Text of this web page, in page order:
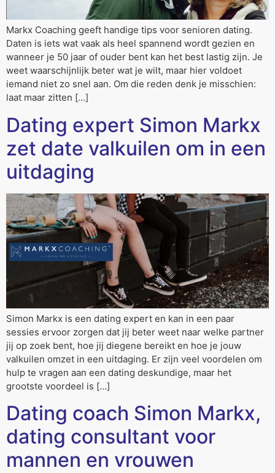
Markx Coaching geeft handige tips voor senioren dating.
Daten is iets wat vaak als heel spannend wordt gezien en
wanneer je 50 jaar of ouder bent kan het best lastig zijn. Je
weet waarschijnlijk beter wat je wilt, maar hier voldoet
iemand niet zo snel aan. Om die reden denk je misschien:
laat maar zitten […]
Dating expert Simon Markx
zet date valkuilen om in een
uitdaging
Simon Markx is een dating expert en kan in een paar
sessies ervoor zorgen dat jij beter weet naar welke partner
jij op zoek bent, hoe jij diegene bereikt en hoe je jouw
valkuilen omzet in een uitdaging. Er zijn veel voordelen om
hulp te vragen aan een dating deskundige, maar het
grootste voordeel is […]
Dating coach Simon Markx,
dating consultant voor
mannen en vrouwen